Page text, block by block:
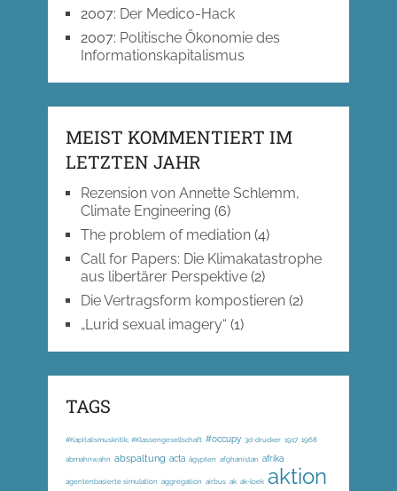
2007: Der Medico-Hack
2007: Politische Ökonomie des
Informationskapitalismus
MEIST KOMMENTIERT IM
LETZTEN JAHR
Rezension von Annette Schlemm,
Climate Engineering (6)
The problem of mediation(4)
Call for Papers: Die Klimakatastrophe
aus libertärer Perspektive(2)
Die Vertragsform kompostieren(2)
„Lurid sexual imagery“ (1)
TAGS
#Kapitalismuskritik; #Klassengesellschaft #occupy 3d-drucker 1917 1968
abmahnwahn abspaltung acta ägypten afghanistan afrika
agentenbasierte simulation aggregation airbus ak ak-loek aktion